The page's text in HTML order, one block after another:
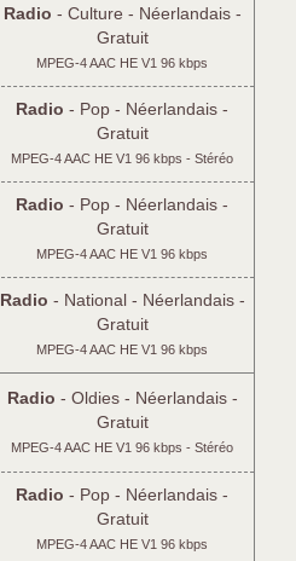
Radio - Culture - Néerlandais -
Gratuit
MPEG-4 AAC HE V1 96 kbps
Radio - Pop - Néerlandais -
Gratuit
MPEG-4 AAC HE V1 96 kbps - Stéréo
Radio - Pop - Néerlandais -
Gratuit
MPEG-4 AAC HE V1 96 kbps
Radio - National - Néerlandais -
Gratuit
MPEG-4 AAC HE V1 96 kbps
Radio - Oldies - Néerlandais -
Gratuit
MPEG-4 AAC HE V1 96 kbps - Stéréo
Radio - Pop - Néerlandais -
Gratuit
MPEG-4 AAC HE V1 96 kbps